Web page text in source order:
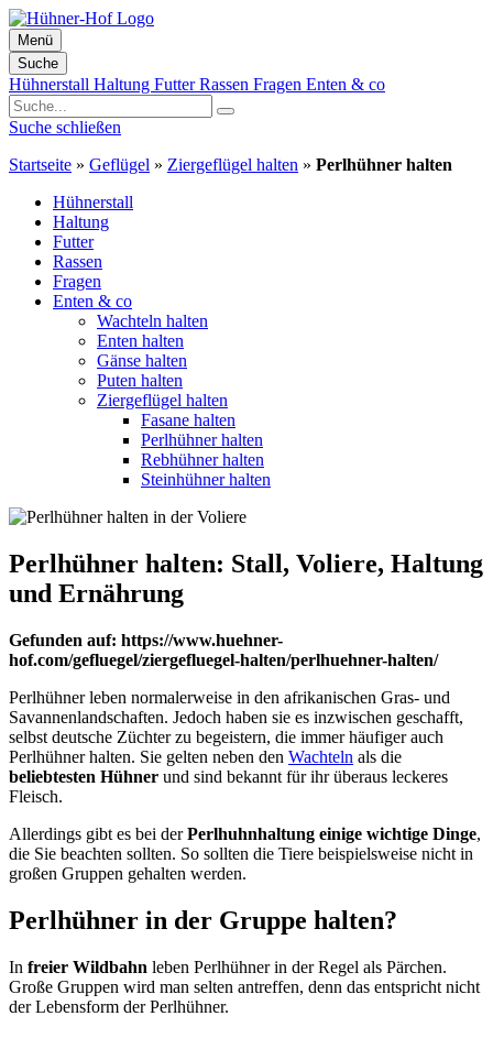
Menü
Suche
Zum
Inhalt
springen
Hühnerstall Haltung FutterRassen Fragen Enten & co
Suche schließen
Startseite » Geflügel » Ziergeflügel halten » Perlhühner halten
Hühnerstall
Haltung
Futter
Rassen
Fragen
Enten & co
Wachteln halten
Enten halten
Gänse halten
Puten halten
Ziergeflügel halten
Fasane halten
Perlhühner halten
Rebhühner halten
Steinhühner halten
Perlhühner halten: Stall, Voliere, Haltung
und Ernährung
Gefunden auf: https://www.huehner-
hof.com/gefluegel/ziergefluegel-halten/perlhuehner-halten/
Perlhühner leben normalerweise in den afrikanischen Gras- und
Savannenlandschaften. Jedoch haben sie es inzwischen geschafft,
selbst deutsche Züchter zu begeistern, die immer häufiger auch
Perlhühner halten. Sie gelten neben den Wachteln als die
beliebtesten Hühner und sind bekannt für ihr überaus leckeres
Fleisch.
Allerdings gibt es bei derPerlhuhnhaltung einige wichtige Dinge,
die Sie beachten sollten. So sollten die Tiere beispielsweise nicht in
großen Gruppen gehalten werden.
Perlhühner in der Gruppe halten?
In freier Wildbahn leben Perlhühner in der Regel als Pärchen.
Große Gruppen wird man selten antreffen, denn das entspricht nicht
der Lebensform der Perlhühner.